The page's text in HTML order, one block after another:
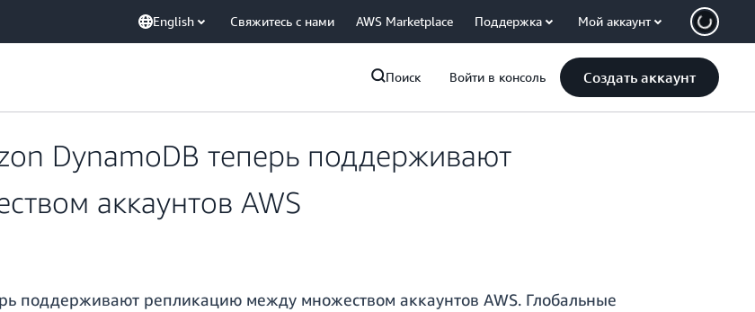
English Свяжитесь с нами AWS Marketplace Поддержка Мой аккаунт
Поиск Войти в консоль Создать аккаунт
DynamoDB теперь поддерживают
аккаунтов AWS
поддерживают репликацию между множеством аккаунтов AWS. Глобальные